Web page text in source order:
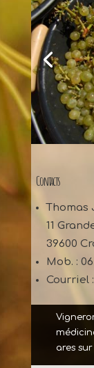
Contacts
Thomas
11
39600
Mob. :
Courriel :
ares sur